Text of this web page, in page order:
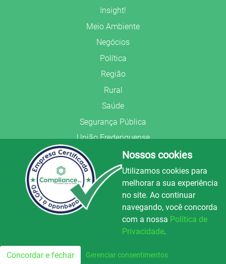
Insight!
Meio Ambiente
Negócios
Política
Região
Rural
Saúde
Segurança Pública
União Frederiquense
© Copyright 2022.LA+.
Todos os direitos reservados.
Preparado no
100.3
FM
Nossos cookies
Utilizamos cookies para
melhorar a sua experiência
no site. Ao continuar
navegando, você concorda
com a nossa Política de
Privacidade.
Concordar e fechar Gerenciar consentimentos